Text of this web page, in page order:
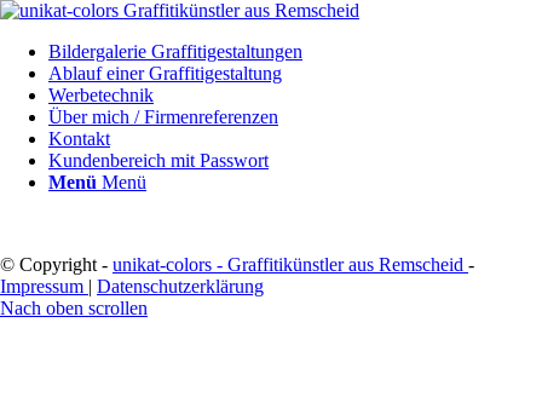
Bildergalerie Graffitigestaltungen
Ablauf einer Graffitigestaltung
Werbetechnik
Über mich / Firmenreferenzen
Kontakt
Kundenbereich mit Passwort
Menü Menü
© Copyright - unikat-colors - Graffitikünstler aus Remscheid -
Impressum | Datenschutzerklärung
Nach oben scrollen